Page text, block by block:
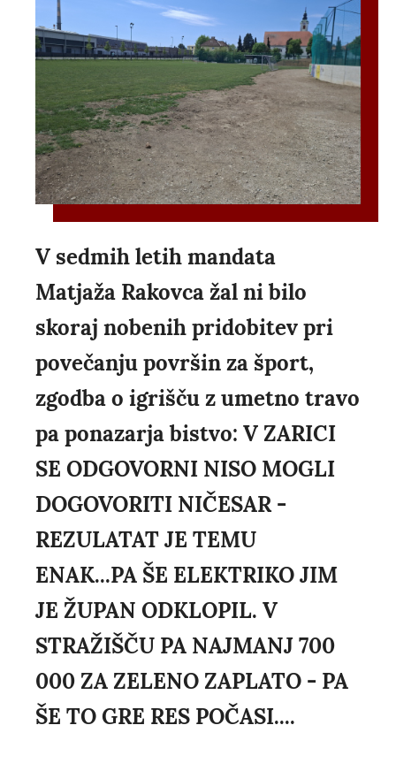
V sedmih letih mandata
Matjaža Rakovca žal ni bilo
skoraj nobenih pridobitev pri
povečanju površin za šport,
zgodba o igrišču z umetno travo
pa ponazarja bistvo: V ZARICI
SE ODGOVORNI NISO MOGLI
DOGOVORITI NIČESAR -
REZULATAT JE TEMU
ENAK...PA ŠE ELEKTRIKO JIM
JE ŽUPAN ODKLOPIL. V
STRAŽIŠČU PA NAJMANJ 700
000 ZA ZELENO ZAPLATO - PA
ŠE TO GRE RES POČASI....